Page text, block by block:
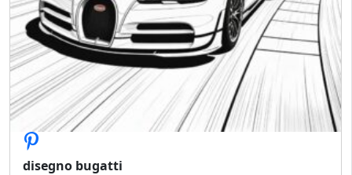
disegno bugatti